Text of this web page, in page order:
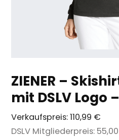
ZIENER –
mit DSLV Logo
Verkaufspreis:110,99 €
DSLV Mitgliederpreis: